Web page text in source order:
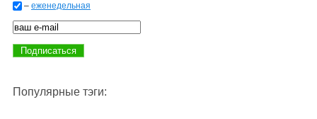
– еженедельная
Популярные тэги: